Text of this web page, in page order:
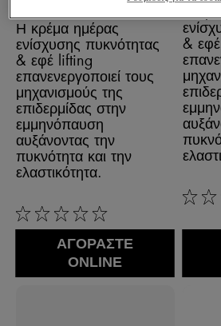
Η κρέμα ημέρας
ενίσχυσης πυκνότητας
& εφέ lifting
επανενεργοποιεί τους
μηχανισμούς της
επιδερμίδας στην
εμμηνόπαυση
αυξάνοντας την
πυκνότητα και την
ελαστικότητα.
0/5
ΑΓΟΡΑΣΤΕ
ONLINE
&
0/5